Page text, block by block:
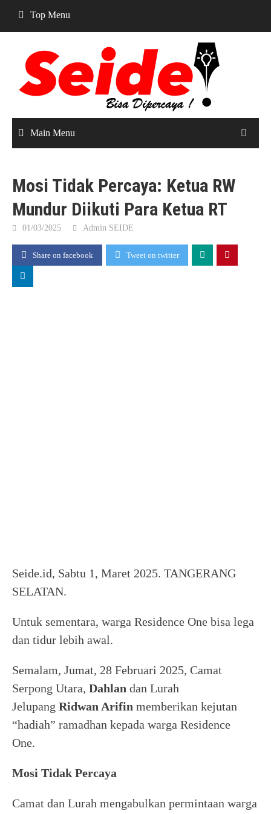
content
Top Menu
Main Menu
Mosi Tidak Percaya: Ketua RW
Mundur Diikuti Para Ketua RT
01/03/2025 Admin SEIDE
Share on facebook Tweet on twitter
Seide.id, Sabtu 1, Maret 2025. TANGERANG
SELATAN.
Untuk sementara, warga Residence One bisa lega
dan tidur lebih awal.
Semalam, Jumat, 28 Februari 2025, Camat
Serpong Utara, Dahlan dan Lurah
Jelupang Ridwan Arifin memberikan kejutan
“hadiah” ramadhan kepada warga Residence
One.
Mosi Tidak Percaya
Camat dan Lurah mengabulkan permintaan warga